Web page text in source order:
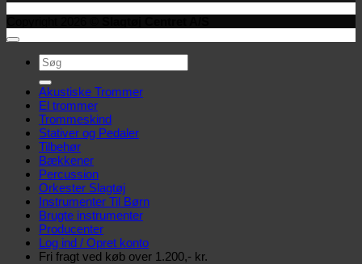
Søg
efter:
Akustiske Trommer
El trommer
Trommeskind
Stativer og Pedaler
Tilbehør
Bækkener
Percussion
Orkester Slagtøj
Instrumenter Til Børn
Brugte instrumenter
Producenter
Log ind / Opret konto
Fri fragt ved køb over 1.200,- kr.